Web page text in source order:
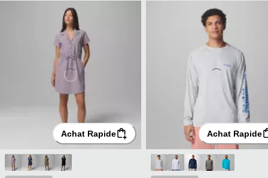
Achat Rapide Achat Rapide